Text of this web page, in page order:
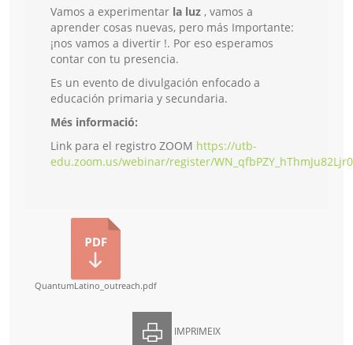
Vamos a experimentar la luz , vamos a
aprender cosas nuevas, pero más Importante:
¡nos vamos a divertir !. Por eso esperamos
contar con tu presencia.
Es un evento de divulgación enfocado a
educación primaria y secundaria.
Més informació:
Link para el registro ZOOM https://utb-
edu.zoom.us/webinar/register/
QuantumLatino_outreach.pdf
IMPRIMEIX